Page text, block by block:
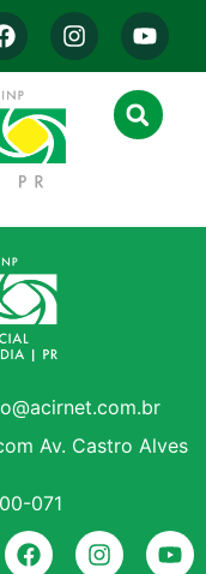
Av. Castro Alves
071